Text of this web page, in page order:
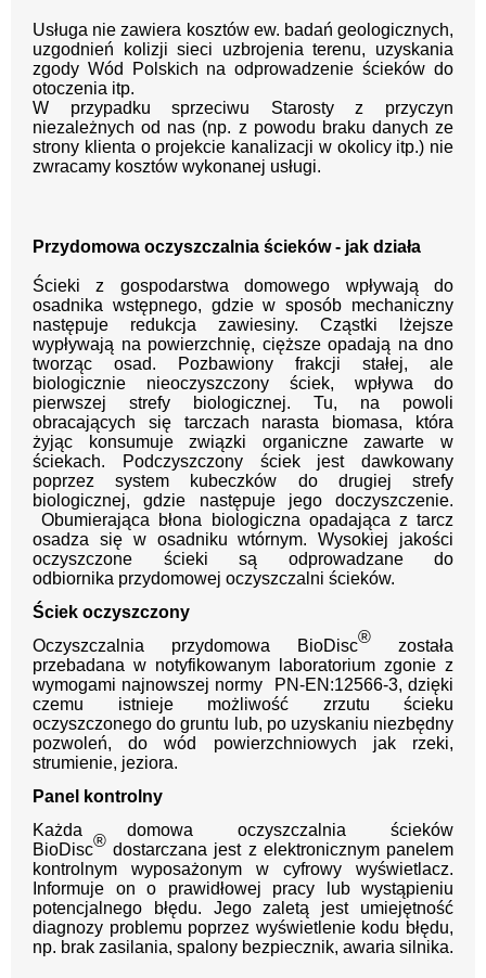
Usługa nie zawiera kosztów ew. badań geologicznych,
uzgodnień kolizji sieci uzbrojenia terenu, uzyskania
zgody Wód Polskich na odprowadzenie ścieków do
otoczenia itp.
W przypadku sprzeciwu Starosty z przyczyn
niezależnych od nas (np. z powodu braku danych ze
strony klienta o projekcie kanalizacji w okolicy itp.) nie
zwracamy kosztów wykonanej usługi.
Przydomowa oczyszczalnia ścieków - jak działa
Ścieki z gospodarstwa domowego wpływają do
osadnika wstępnego, gdzie w sposób mechaniczny
następuje redukcja zawiesiny. Cząstki lżejsze
wypływają na powierzchnię, cięższe opadają na dno
tworząc osad. Pozbawiony frakcji stałej, ale
biologicznie nieoczyszczony ściek, wpływa do
pierwszej strefy biologicznej. Tu, na powoli
obracających się tarczach narasta biomasa, która
żyjąc konsumuje związki organiczne zawarte w
ściekach. Podczyszczony ściek jest dawkowany
poprzez system kubeczków do drugiej strefy
biologicznej, gdzie następuje jego doczyszczenie.
Obumierająca błona biologiczna opadająca z tarcz
osadza się w osadniku wtórnym. Wysokiej jakości
oczyszczone ścieki są odprowadzane do
odbiornika przydomowej oczyszczalni ścieków.
Ściek oczyszczony
Oczyszczalnia przydomowa BioDisc® została
przebadana w notyfikowanym laboratorium zgonie z
wymogami najnowszej normy PN-EN:12566-3, dzięki
czemu istnieje możliwość zrzutu ścieku
oczyszczonego do gruntu lub, po uzyskaniu niezbędny
pozwoleń, do wód powierzchniowych jak rzeki,
strumienie, jeziora.
Panel kontrolny
Każda domowa oczyszczalnia ścieków
BioDisc® dostarczana jest z elektronicznym panelem
kontrolnym wyposażonym w cyfrowy wyświetlacz.
Informuje on o prawidłowej pracy lub wystąpieniu
potencjalnego błędu. Jego zaletą jest umiejętność
diagnozy problemu poprzez wyświetlenie kodu błędu,
np. brak zasilania, spalony bezpiecznik, awaria silnika.